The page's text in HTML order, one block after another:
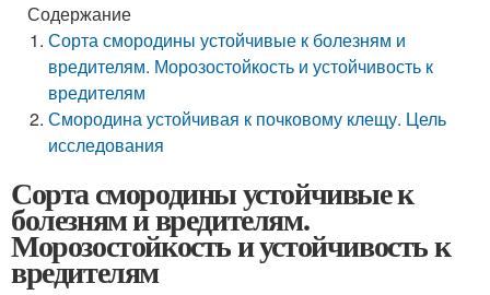
Содержание
Сорта смородины устойчивые к болезням и
вредителям. Морозостойкость и устойчивость к
вредителям
Смородина устойчивая к почковому клещу. Цель
исследования
Сорта смородины устойчивые к
болезням и вредителям.
Морозостойкость и устойчивость к
вредителям